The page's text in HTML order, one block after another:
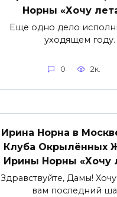
Норны «Хочу
Еще одно дело
уходящем году.
0 2к.
Ирина Норна в
Клуба Окрылённых
Ирины Норны «Хочу
Здравствуйте, Дамы!
вам последний